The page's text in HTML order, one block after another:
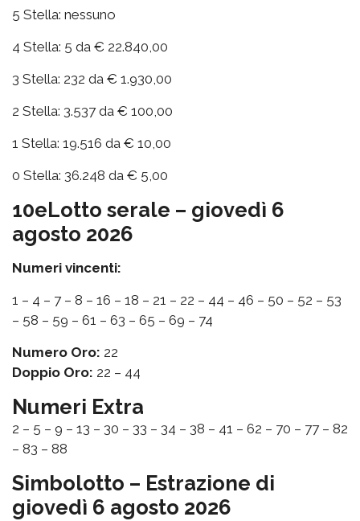
5 Stella: nessuno
4 Stella: 5 da € 22.840,00
3 Stella: 232 da € 1.930,00
2 Stella: 3.537 da € 100,00
1 Stella: 19.516 da € 10,00
0 Stella: 36.248 da € 5,00
10eLotto serale – giovedì 6
agosto 2026
Numeri vincenti:
1 – 4 – 7 – 8 – 16 – 18 – 21 – 22 – 44 – 46 – 50 – 52 – 53
– 58 – 59 – 61 – 63 – 65 – 69 – 74
Numero Oro: 22
Doppio Oro: 22 – 44
Numeri Extra
2 – 5 – 9 – 13 – 30 – 33 – 34 – 38 – 41 – 62 – 70 – 77 – 82
– 83 – 88
Simbolotto – Estrazione di
giovedì 6 agosto 2026